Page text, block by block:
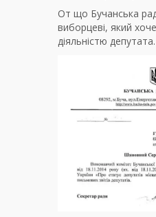
От що Бучанська
виборцеві, який
діяльністю депутата.